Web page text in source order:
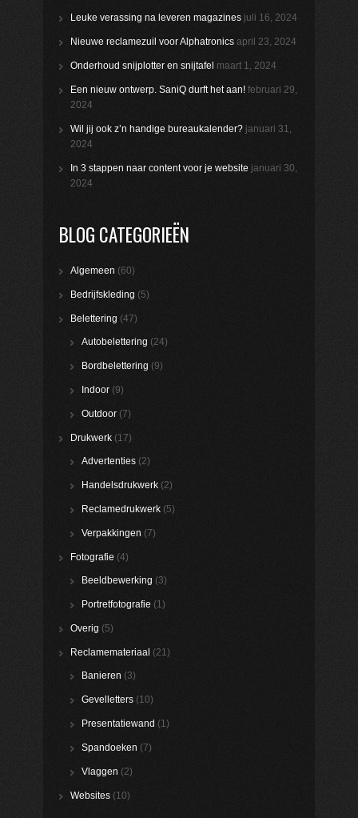
Leuke verassing na leveren magazines juli 16, 2024
Nieuwe reclamezuil voor Alphatronics april 23, 2024
Onderhoud snijplotter en snijtafel maart 1, 2024
Een nieuw ontwerp. SaniQ durft het aan! februari 29,
2024
Wil jij ook z’n handige bureaukalender? januari 31,
2024
In 3 stappen naar content voor je website januari 30,
2024
BLOG CATEGORIEËN
Algemeen (60)
Bedrijfskleding (5)
Belettering (47)
Autobelettering (24)
Bordbelettering (9)
Indoor (9)
Outdoor (7)
Drukwerk (17)
Advertenties (2)
Handelsdrukwerk (2)
Reclamedrukwerk (5)
Verpakkingen (7)
Fotografie (4)
Beeldbewerking (3)
Portretfotografie (1)
Overig (5)
Reclamemateriaal (21)
Banieren (3)
Gevelletters (10)
Presentatiewand (1)
Spandoeken (7)
Vlaggen (2)
Websites (10)